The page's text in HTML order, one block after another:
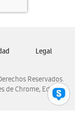
Reservados.
de Chrome, Edge,
Legal